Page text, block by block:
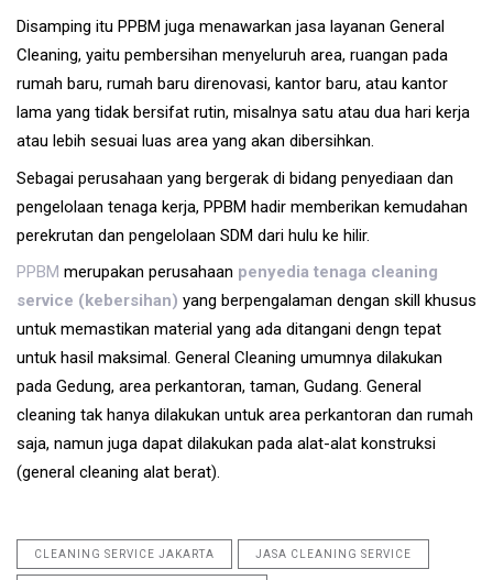
Disamping itu PPBM juga menawarkan jasa layanan General
Cleaning, yaitu pembersihan menyeluruh area, ruangan pada
rumah baru, rumah baru direnovasi, kantor baru, atau kantor
lama yang tidak bersifat rutin, misalnya satu atau dua hari kerja
atau lebih sesuai luas area yang akan dibersihkan.
Sebagai perusahaan yang bergerak di bidang penyediaan dan
pengelolaan tenaga kerja, PPBM hadir memberikan kemudahan
perekrutan dan pengelolaan SDM dari hulu ke hilir.
PPBM merupakan perusahaan penyedia tenaga cleaning
service (kebersihan) yang berpengalaman dengan skill khusus
untuk memastikan material yang ada ditangani dengn tepat
untuk hasil maksimal. General Cleaning umumnya dilakukan
pada Gedung, area perkantoran, taman, Gudang. General
cleaning tak hanya dilakukan untuk area perkantoran dan rumah
saja, namun juga dapat dilakukan pada alat-alat konstruksi
(general cleaning alat berat).
CLEANING SERVICE JAKARTA JASA CLEANING SERVICE